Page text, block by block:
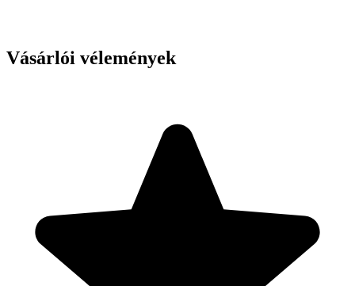
Vásárlói vélemények